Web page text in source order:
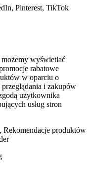
Pinterest, TikTok
możemy wyświetlać
rabatowe
w oparciu o
i zakupów
użytkownika
usług stron
produktów